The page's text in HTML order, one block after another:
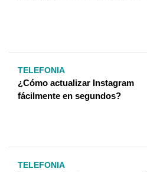
TELEFONIA
¿Cómo actualizar Instagram
fácilmente en segundos?
TELEFONIA